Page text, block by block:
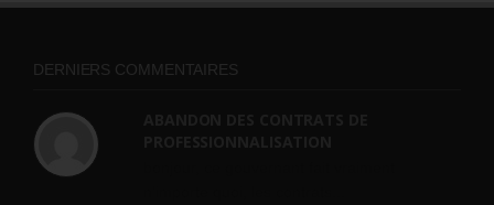
DERNIERS COMMENTAIRES